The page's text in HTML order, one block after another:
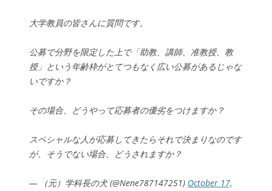
大学教員の皆さんに質問です。
公募で分野を限定した上で「助教、講師、准教授、教
授」という年齢枠がとてつもなく広い公募があるじゃな
いですか？
その場合、どうやって応募者の優劣をつけますか？
スペシャルな人が応募してきたらそれで決まりなのです
が、そうでない場合、どうされますか？
— （元）学科長の犬 (@Nene787147251) October 17,